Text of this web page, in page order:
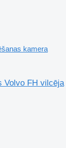
kamera
Volvo FH vilcēja